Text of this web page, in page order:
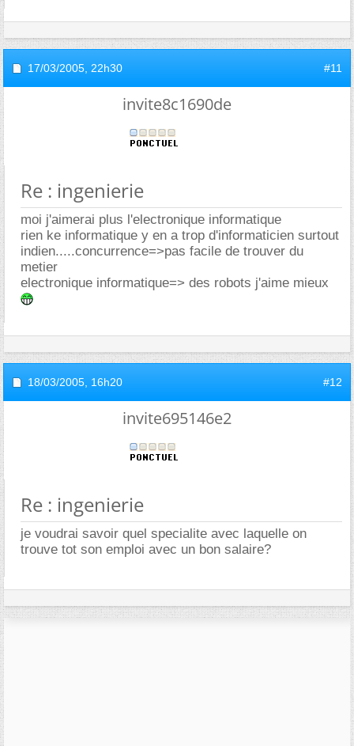
17/03/2005, 22h30 #11
invite8c1690de
Re : ingenierie
moi j'aimerai plus l'electronique informatique
rien ke informatique y en a trop d'informaticien surtout
indien.....concurrence=>pas facile de trouver du
metier
electronique informatique=> des robots j'aime mieux
18/03/2005, 16h20 #12
invite695146e2
Re : ingenierie
je voudrai savoir quel specialite avec laquelle on
trouve tot son emploi avec un bon salaire?